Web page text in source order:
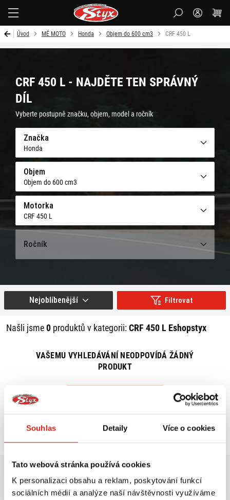
Souhlas Detaily Více o cookies
Tato webová stránka používá cookies
K personalizaci obsahu a reklam, poskytování funkcí
sociálních médií a analýze naší návštěvnosti využíváme
Úvod MÉ MOTO Honda Objem do 600 cm3 CRF 450 L
CRF 450 L - NAJDĚTE TEN SPRÁVNÝ
DÍL
Vyberte postupně značku, objem, model a ročník
Značka
Honda
Objem
Objem do 600 cm3
Motorka
CRF 450 L
Ročník
Filtrovat
Našli jsme0 produktů v kategorii:CRF 450 L Eshopstyx
Nejoblíbenější
VAŠEMU VYHLEDÁVÁNÍ NEODPOVÍDÁ ŽÁDNÝ
PRODUKT